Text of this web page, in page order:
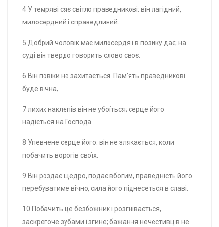
4 У темряві сяє світло праведникові: він лагідний,
милосердний і справедливий.
5 Добрий чоловік має милосердя і в позику дає; на
суді він твердо говорить слово своє.
6 Він повіки не захитається. Пам’ять праведникові
буде вічна,
7 лихих наклепів він не убоїться; серце його
надіється на Господа.
8 Упевнене серце його: він не злякається, коли
побачить ворогів своїх.
9 Він роздає щедро, подає вбогим, праведність його
перебуватиме вічно, сила його піднесеться в славі.
10 Побачить це безбожник і розгнівається,
заскрегоче зубами і згине; бажання нечестивців не